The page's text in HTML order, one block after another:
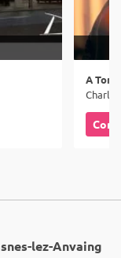
A Tom
lez-Anvaing